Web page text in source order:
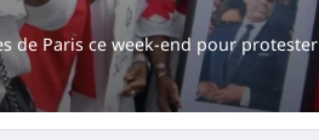
de Paris ce week-end pour protester